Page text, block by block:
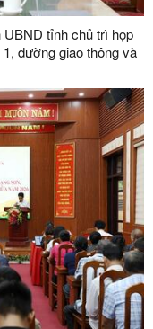
tỉnh chủ trì họp
đường giao thông và